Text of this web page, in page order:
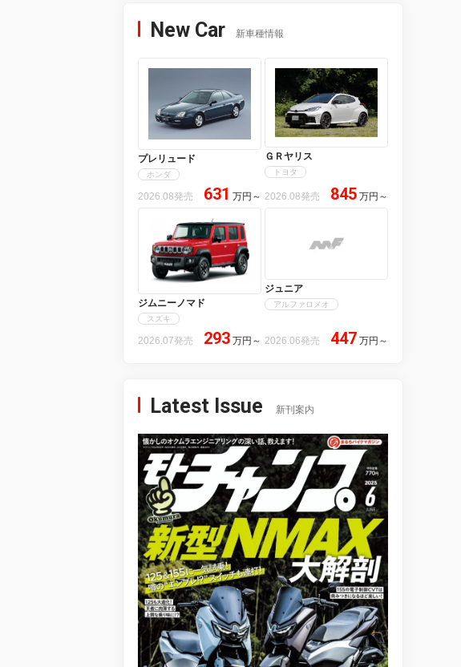
New Car 新車種情報
プレリュード
ホンダ
2026.08発売 631 万円 ～
ＧＲヤリス
トヨタ
2026.08発売 845 万円 ～
ジムニーノマド
スズキ
2026.07発売 293 万円 ～
ジュニア
アルファロメオ
2026.06発売 447 万円 ～
Latest Issue 新刊案内